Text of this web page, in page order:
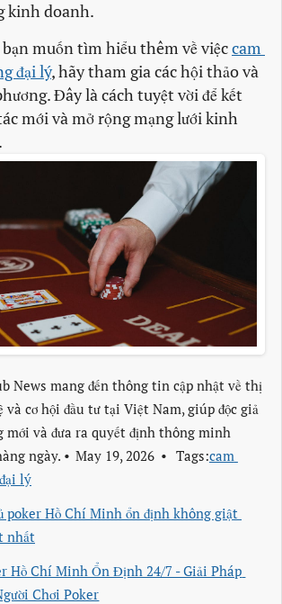
kinh doanh.
bạn muốn tìm hiểu thêm về việccam
đại lý, hãy tham gia các hội thảo và
Đây là cách tuyệt vời để kết
mới và mở rộng mạng lưới kinh
News mang đến thông tin cập nhật về thị
và cơ hội đầu tư tại Việt Nam, giúp độc giả
mới và đưa ra quyết định thông minh
ngày.
May 19, 2026 Tags:cam
lý
poker Hồ Chí Minh ổn định không giật
nhất
Hồ Chí Minh Ổn Định 24/7 - Giải Pháp
Chơi Poker